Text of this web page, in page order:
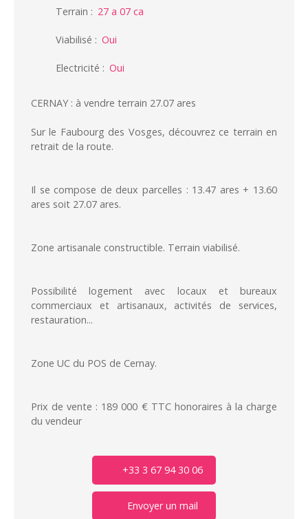
Terrain : 27 a 07 ca
Viabilisé : Oui
Electricité : Oui
CERNAY : à vendre terrain 27.07 ares
Sur le Faubourg des Vosges, découvrez ce terrain en
retrait de la route.
Il se compose de deux parcelles : 13.47 ares + 13.60
ares soit 27.07 ares.
Zone artisanale constructible. Terrain viabilisé.
Possibilité logement avec locaux et bureaux
commerciaux et artisanaux, activités de services,
restauration...
Zone UC du POS de Cernay.
Prix de vente : 189 000 € TTC honoraires à la charge
du vendeur
+33 3 67 94 30 06
Envoyer un mail